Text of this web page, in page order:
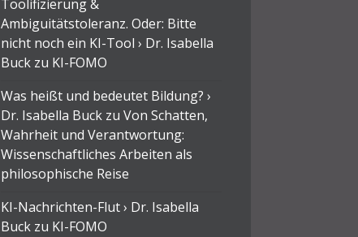
Toolifizierung &
Ambiguitätstoleranz. Oder: Bitte
nicht noch ein KI-Tool › Dr. Isabella
Buck zu KI-FOMO
Was heißt und bedeutet Bildung? ›
Dr. Isabella Buck zu Von Schatten,
Wahrheit und Verantwortung:
Wissenschaftliches Arbeiten als
philosophische Reise
KI-Nachrichten-Flut › Dr. Isabella
Buck zu KI-FOMO